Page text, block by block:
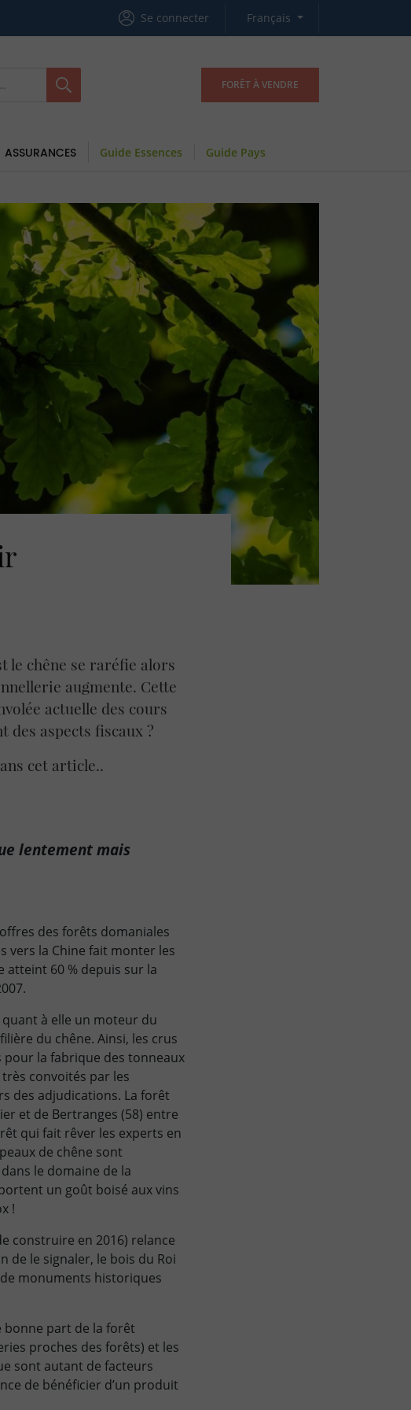
Se connecter Français
FORÊT À VENDRE
ASSURANCES Guide Essences Guide Pays
le chêne se raréfie alors
augmente. Cette
actuelle des cours
des aspects fiscaux ?
cet article..
lentement mais
des forêts domaniales
vers la Chine fait monter les
atteint 60 % depuis sur la
quant à elle un moteur du
du chêne. Ainsi, les crus
pour la fabrique des tonneaux
convoités par les
des adjudications. La forêt
et de Bertranges (58) entre
qui fait rêver les experts en
de chêne sont
le domaine de la
un goût boisé aux vins
!
construire en 2016) relance
de le signaler, le bois du Roi
monuments historiques
bonne part de la forêt
proches des forêts) et les
sont autant de facteurs
de bénéficier d’un produit